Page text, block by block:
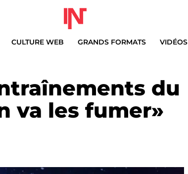
CULTURE WEB GRANDS FORMATS VIDÉOS
du
va les fumer»